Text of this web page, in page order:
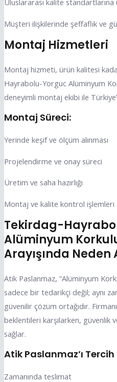
Uluslararası kalite standartlarına
Müşteri ilişkilerinde şeffaflık ve
Montaj Hizmetleri
Montaj hizmeti, ürün kalitesi
Hayrabolu-Yorguc Alüminyum
deneyimli montaj ekibi ile
Montaj Süreci:
Yerinde keşif ve ölçüm alınması
Projelendirme ve onay süreci
Üretim ve saha hazırlığı
Montaj ve kalite kontrol işlemleri
Tekirdag-
Alüminyum
Arayışında
Atik Paslanmaz, “Alüminyum
sadece bir tedarikçi değil; aynı
güvenilir çözüm ortağıdır.
beklentileri karşılarken,
sağlar.
Atik Paslanmaz’ı
Zamanında teslimat